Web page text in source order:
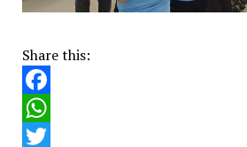
Share this:
Facebook
WhatsApp